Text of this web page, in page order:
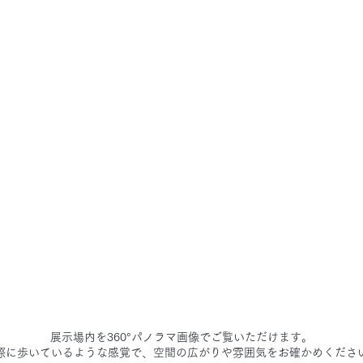
展示場内を360°パノラマ画像でご覧いただけます。
に歩いているような感覚で、空間の広がりや雰囲気をお確かめくださ